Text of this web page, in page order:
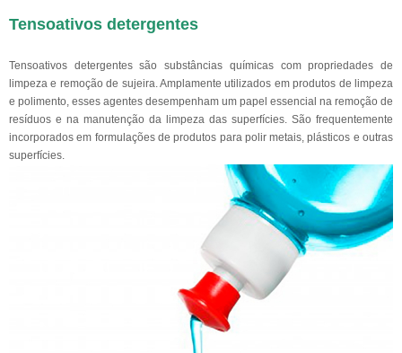
Tensoativos detergentes
Tensoativos detergentes são substâncias químicas com propriedades de
limpeza e remoção de sujeira. Amplamente utilizados em produtos de limpeza
e polimento, esses agentes desempenham um papel essencial na remoção de
resíduos e na manutenção da limpeza das superfícies. São frequentemente
incorporados em formulações de produtos para polir metais, plásticos e outras
superfícies.